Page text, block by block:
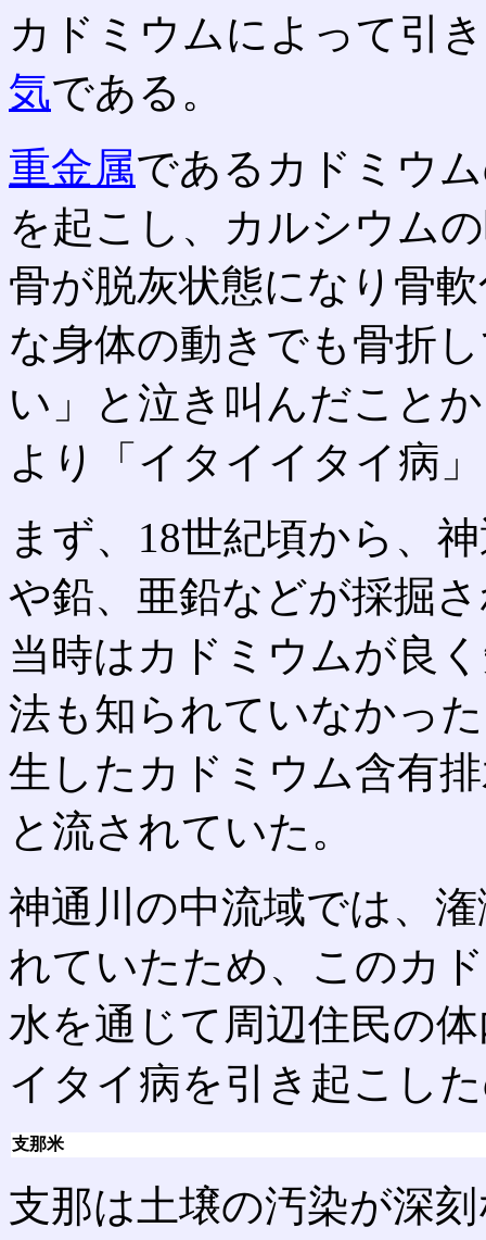
カドミウムによって引
気である。
重金属であるカドミウ
を起こし、カルシウム
骨が脱灰状態になり骨
な身体の動きでも骨折
い」と泣き叫んだこと
より「イタイイタイ病
まず、18世紀頃から、
や鉛、亜鉛などが採掘
当時はカドミウムが良
法も知られていなかっ
生したカドミウム含有
と流されていた。
神通川の中流域では、
れていたため、このカ
水を通じて周辺住民の
イタイ病を引き起こし
支那米
支那は土壌の汚染が深